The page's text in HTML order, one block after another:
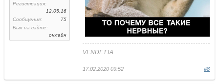
Регистрация:
12.05.16
Сообщения:
75
Был на сайте:
онлайн
VENDETTA
17.02.2020 09:52 #8